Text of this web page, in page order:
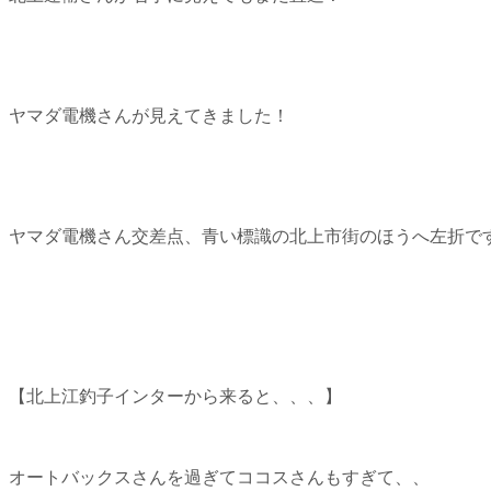
ヤマダ電機さんが見えてきました！
ヤマダ電機さん交差点、青い標識の北上市街のほうへ左折で
【北上江釣子インターから来ると、、、】
オートバックスさんを過ぎてココスさんもすぎて、、